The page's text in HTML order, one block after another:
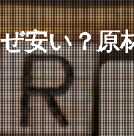
安い？原